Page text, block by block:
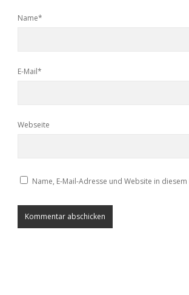
Name*
E-Mail*
Webseite
Name, E-Mail-Adresse und Website in